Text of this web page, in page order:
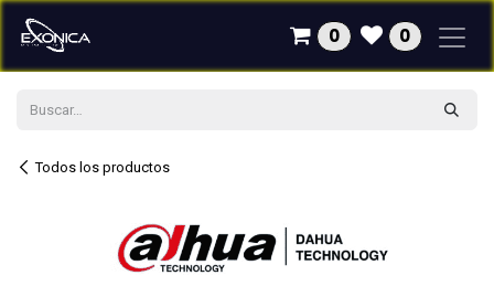
Ir al contenido
0 0
Todos los productos